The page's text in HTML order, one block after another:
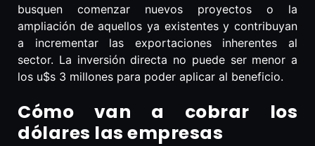
busquen comenzar nuevos proyectos o la
ampliación de aquellos ya existentes y contribuyan
a incrementar las exportaciones inherentes al
sector. La inversión directa no puede ser menor a
los u$s 3 millones para poder aplicar al beneficio.
Cómo van a cobrar los
dólares las empresas